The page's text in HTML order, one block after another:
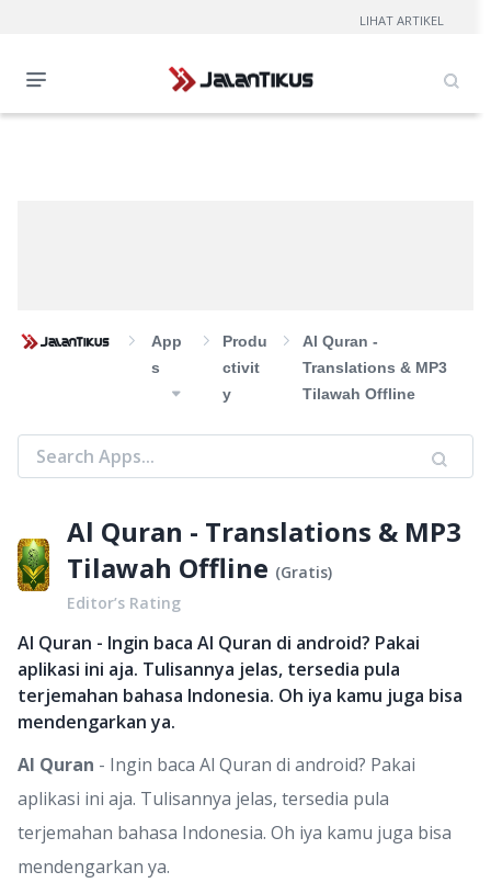
App
S
Produ
Ctivit
Y
Al Quran -
Translations & MP3
Tilawah Offline
Al Quran - Translations & MP3
Tilawah Offline (Gratis)
Editor’s Rating
Al Quran - Ingin baca Al Quran di android? Pakai
aplikasi ini aja. Tulisannya jelas, tersedia pula
terjemahan bahasa Indonesia. Oh iya kamu juga bisa
mendengarkan ya.
Al Quran - Ingin baca Al Quran di android? Pakai
aplikasi ini aja. Tulisannya jelas, tersedia pula
terjemahan bahasa Indonesia. Oh iya kamu juga bisa
mendengarkan ya.
LIHAT ARTIKEL